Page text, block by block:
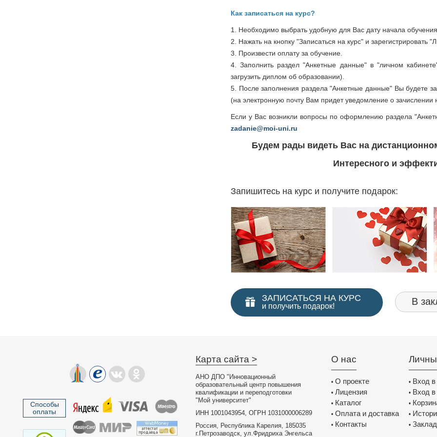
Как записаться на курс?
1. Необходимо выбрать удобную для Вас дату начала
2. Нажать на кнопку "Записаться на курс" и зарегистрировать
3. Произвести оплату за обучение.
4. Заполнить раздел "Анкетные данные" в "личном
загрузить диплом об образовании).
5. После заполнения раздела "Анкетные данные" Вы будете
(на электронную почту Вам придет уведомление о зачислении
Если у Вас возникли вопросы по оформлению раздела
zadanie@moi-uni.ru
Будем рады видеть Вас на
Интересного и
Запишитесь на курс и получите подарок:
ЗАПИСАТЬСЯ НА КУРС
и получить подарок! В
Способы
оплаты
Карта сайта >
АНО ДПО "Инновационный
образовательный центр повышения
квалификации и переподготовки
"Мой университет"
ИНН 1001043954, ОГРН 1031000006289
Россия, Республика Карелия, 185035
г.Петрозаводск, ул.Фридриха Энгельса
О нас
• О проекте
• Лицензия
• Каталог
• Оплата и доставка
• Контакты
• Вход в
• Вход
•
•
•